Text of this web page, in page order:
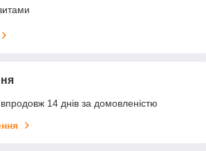
14 днів за домовленістю